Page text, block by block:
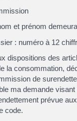
et prénom
: numéro à 12
dispositions des
la consommation,
de
ma demande visant
prévue
code.